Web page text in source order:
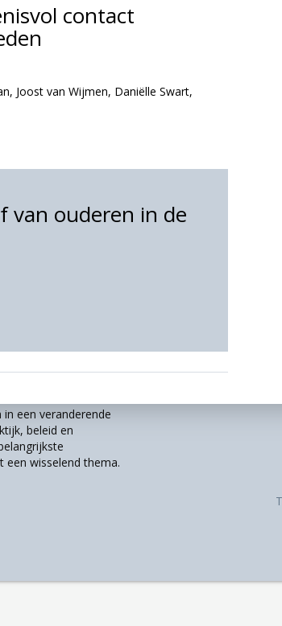
contact
, Joost van Wijmen, Daniëlle Swart,
van ouderen in de
een veranderende
beleid en
een wisselend thema.